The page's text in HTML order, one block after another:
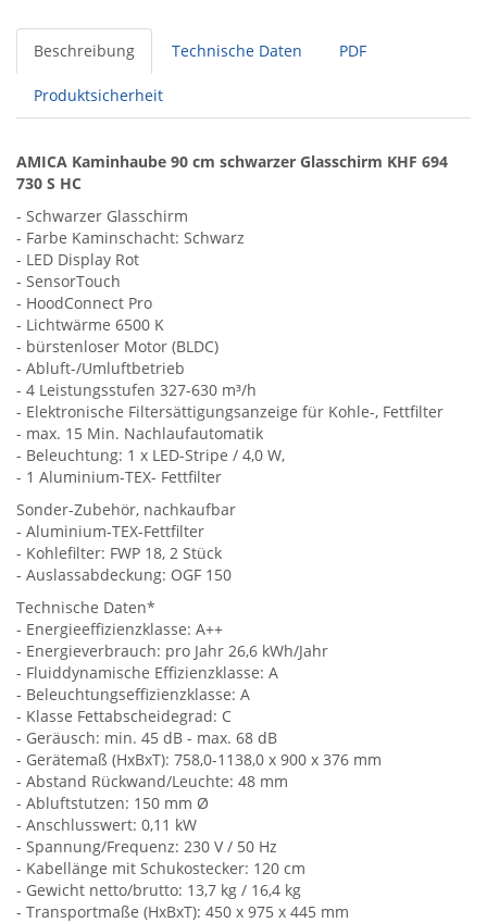
Beschreibung Technische Daten PDF
Produktsicherheit
AMICA Kaminhaube 90 cm schwarzer Glasschirm KHF 694
730 S HC
- Schwarzer Glasschirm
- Farbe Kaminschacht: Schwarz
- LED Display Rot
- SensorTouch
- HoodConnect Pro
- Lichtwärme 6500 K
- bürstenloser Motor (BLDC)
- Abluft-/Umluftbetrieb
- 4 Leistungsstufen 327-630 m³/h
- Elektronische Filtersättigungsanzeige für Kohle-, Fettfilter
- max. 15 Min. Nachlaufautomatik
- Beleuchtung: 1 x LED-Stripe / 4,0 W,
- 1 Aluminium-TEX- Fettfilter
Sonder-Zubehör, nachkaufbar
- Aluminium-TEX-Fettfilter
- Kohlefilter: FWP 18, 2 Stück
- Auslassabdeckung: OGF 150
Technische Daten*
- Energieeffizienzklasse: A++
- Energieverbrauch: pro Jahr 26,6 kWh/Jahr
- Fluiddynamische Effizienzklasse: A
- Beleuchtungseffizienzklasse: A
- Klasse Fettabscheidegrad: C
- Geräusch: min. 45 dB - max. 68 dB
- Gerätemaß (HxBxT): 758,0-1138,0 x 900 x 376 mm
- Abstand Rückwand/Leuchte: 48 mm
- Abluftstutzen: 150 mm Ø
- Anschlusswert: 0,11 kW
- Spannung/Frequenz: 230 V / 50 Hz
- Kabellänge mit Schukostecker: 120 cm
- Gewicht netto/brutto: 13,7 kg / 16,4 kg
- Transportmaße (HxBxT): 450 x 975 x 445 mm